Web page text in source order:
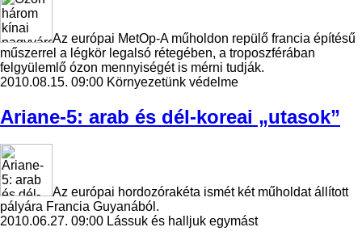
Az európai MetOp-A műholdon repülő francia építésű
műszerrel a légkör legalsó rétegében, a troposzférában
felgyülemlő ózon mennyiségét is mérni tudják.
2010.08.15. 09:00 Környezetünk védelme
Ariane-5: arab és dél-koreai „utasok”
Az európai hordozórakéta ismét két műholdat állított
pályára Francia Guyanából.
2010.06.27. 09:00 Lássuk és halljuk egymást